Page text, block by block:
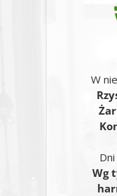
W
Wg